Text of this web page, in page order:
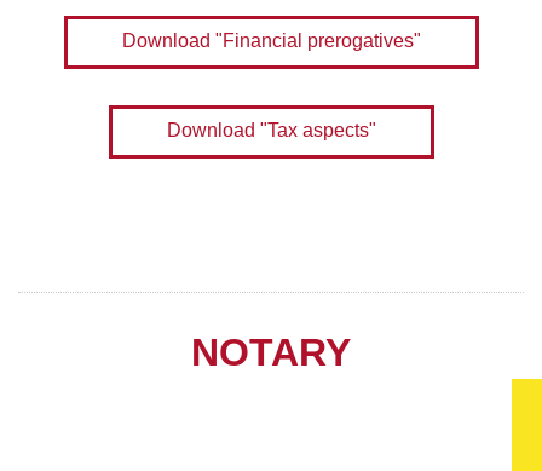
Download "Financial prerogatives"
Download "Tax aspects"
NOTARY